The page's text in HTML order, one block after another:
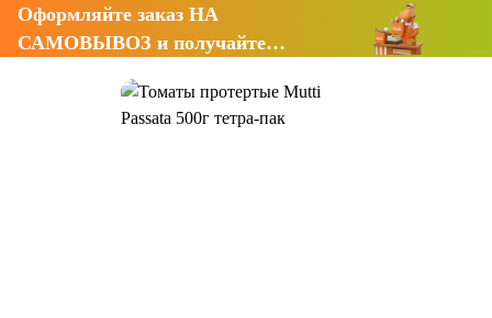
Оформляйте заказ НА
САМОВЫВОЗ и получайте